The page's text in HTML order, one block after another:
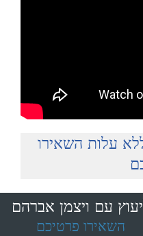
עלות השאירו
עם ויצמן אברהם
השאירו פרטיכם